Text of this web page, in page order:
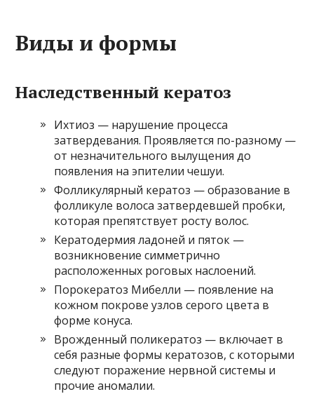
Виды и формы
Наследственный кератоз
Ихтиоз — нарушение процесса
затвердевания. Проявляется по-разному —
от незначительного вылущения до
появления на эпителии чешуи.
Фолликулярный кератоз — образование в
фолликуле волоса затвердевшей пробки,
которая препятствует росту волос.
Кератодермия ладоней и пяток —
возникновение симметрично
расположенных роговых наслоений.
Порокератоз Мибелли — появление на
кожном покрове узлов серого цвета в
форме конуса.
Врожденный поликератоз — включает в
себя разные формы кератозов, с которыми
следуют поражение нервной системы и
прочие аномалии.